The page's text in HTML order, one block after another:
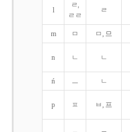
l
ㄹ,
ㄹㄹ
ㄹ
m ㅁ ㅁ, 므
n ㄴ ㄴ
ń ㅡ ㄴ
p ㅍ ㅂ, 프